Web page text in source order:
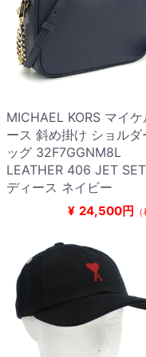
MICHAEL KORS マイケ
ース 斜め掛け ショルダ
ッグ 32F7GGNM8L
LEATHER 406 JET
ディース ネイビー
¥ 24,500円